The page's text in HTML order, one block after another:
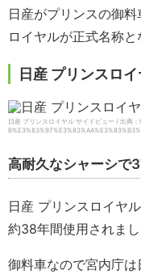
日産がプリンスの御
ロイヤルが正式名称と
日産 プリンスロ
日産 プリンスロイヤル サイドビュー / 出
高耐久なシャーシで
日産 プリンスロイヤ
約38年間使用されまし
御料車なので宮内庁